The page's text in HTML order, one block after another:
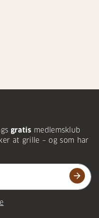
gratis medlemsklub
at grille – og som har
arrow_forward